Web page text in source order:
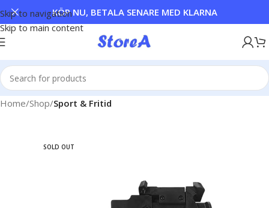
Skip to navigation
Skip to main content
KÖP NU, BETALA SENARE MED KLARNA
Home Shop Sport & Fritid
SOLD OUT